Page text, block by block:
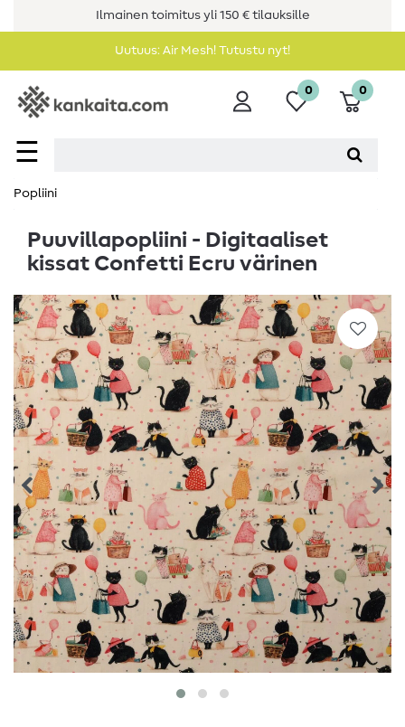
Ilmainen toimitus yli 150 € tilauksille
Uutuus: Air Mesh! Tutustu nyt!
☰
0 0
Popliini
Puuvillapopliini - Digitaaliset
kissat Confetti Ecru värinen